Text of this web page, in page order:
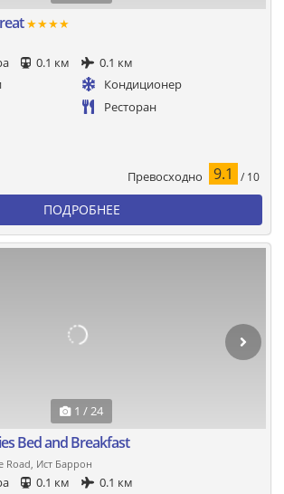
★★★★
0.1 км
0.1 км
Кондиционер
Ресторан
Превосходно 9.1 / 10
ПОДРОБНЕЕ
1 / 24
Bed and Breakfast
Road, Ист Баррон
0.1 км
0.1 км